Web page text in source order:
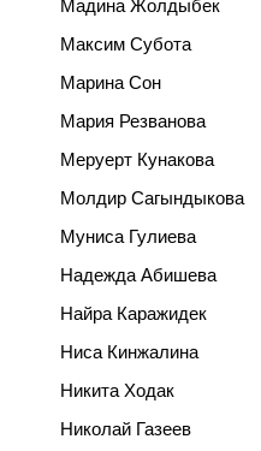
Мадина Жолдыбек
Максим Субота
Марина Сон
Мария Резванова
Меруерт Кунакова
Молдир Сагындыкова
Муниса Гулиева
Надежда Абишева
Найра Каражидек
Ниса Кинжалина
Никита Ходак
Николай Газеев